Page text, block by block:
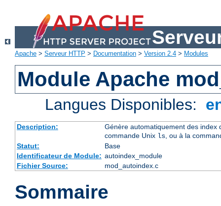
Apache > Serveur HTTP > Documentation > Version 2.4 > Modules
Module Apache
Langues Disponibles:
Description:
Génère automatiquement des
commande Unix ls, ou à la
Statut:
Base
Identificateur de Module: autoindex_module
Fichier Source:
mod_autoindex.c
Sommaire